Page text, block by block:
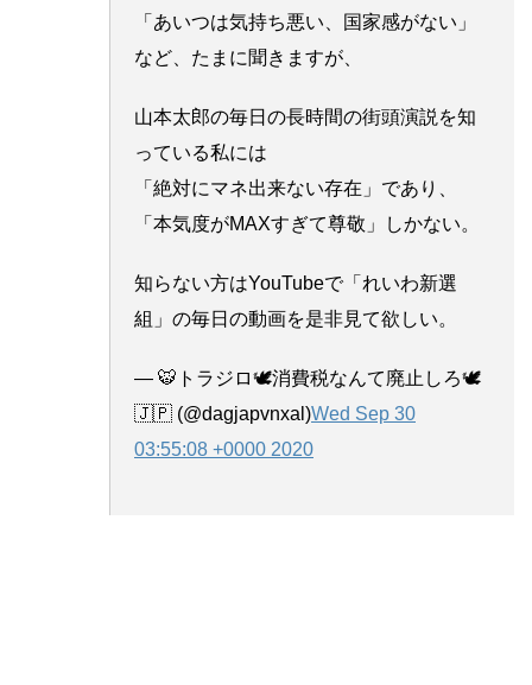
「あいつは気持ち悪い、国家感がない」
など、たまに聞きますが、
山本太郎の毎日の長時間の街頭演説を知
っている私には
「絶対にマネ出来ない存在」であり、
「本気度がMAXすぎて尊敬」しかない。
知らない方はYouTubeで「れいわ新選
組」の毎日の動画を是非見て欲しい。
— 🐯トラジロ🕊️消費税なんて廃止しろ🕊️
🇯🇵 (@dagjapvnxal)Wed Sep 30
03:55:08 +0000 2020